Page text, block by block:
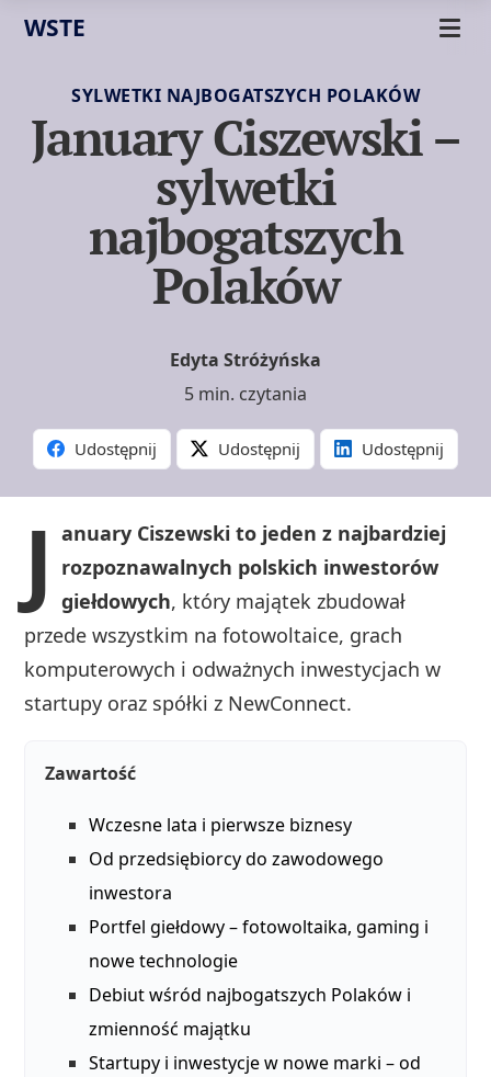
WSTE
SYLWETKI NAJBOGATSZYCH POLAKÓW
January Ciszewski –
sylwetki
najbogatszych
Polaków
Edyta Stróżyńska
5 min. czytania
Udostępnij Udostępnij Udostępnij
J anuary Ciszewski to jeden z najbardziej
rozpoznawalnych polskich inwestorów
giełdowych, który majątek zbudował
przede wszystkim na fotowoltaice, grach
komputerowych i odważnych inwestycjach w
startupy oraz spółki z NewConnect.
Zawartość
Wczesne lata i pierwsze biznesy
Od przedsiębiorcy do zawodowego
inwestora
Portfel giełdowy – fotowoltaika, gaming i
nowe technologie
Debiut wśród najbogatszych Polaków i
zmienność majątku
Startupy i inwestycje w nowe marki – od